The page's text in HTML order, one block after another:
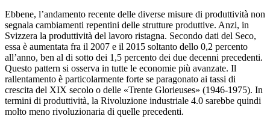
Ebbene, l’andamento recente delle diverse misure di produttività non
segnala cambiamenti repentini delle strutture produttive. Anzi, in
Svizzera la produttività del lavoro ristagna. Secondo dati del Seco,
essa è aumentata fra il 2007 e il 2015 soltanto dello 0,2 percento
all’anno, ben al di sotto dei 1,5 percento dei due decenni precedenti.
Questo pattern si osserva in tutte le economie più avanzate. Il
rallentamento è particolarmente forte se paragonato ai tassi di
crescita del XIX secolo o delle «Trente Glorieuses» (1946-1975). In
termini di produttività, la Rivoluzione industriale 4.0 sarebbe quindi
molto meno rivoluzionaria di quelle precedenti.